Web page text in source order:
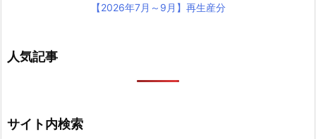
【2026年7月～9月】再生産分
人気記事
サイト内検索